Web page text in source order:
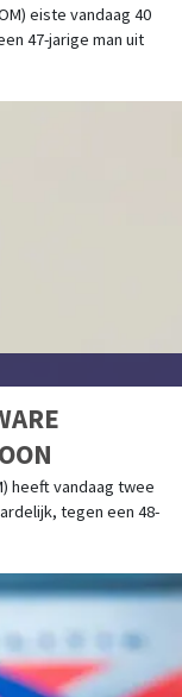
eiste vandaag 40
47-jarige man uit
heeft vandaag twee
tegen een 48-